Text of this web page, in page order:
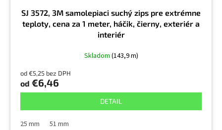
SJ 3572, 3M samolepiaci suchý zips pre extrémne
teploty, cena za 1 meter, háčik, čierny, exteriér a
interiér
Skladom (143,9 m)
od €5,25 bez DPH
od €6,46
DETAIL
25 mm 51 mm